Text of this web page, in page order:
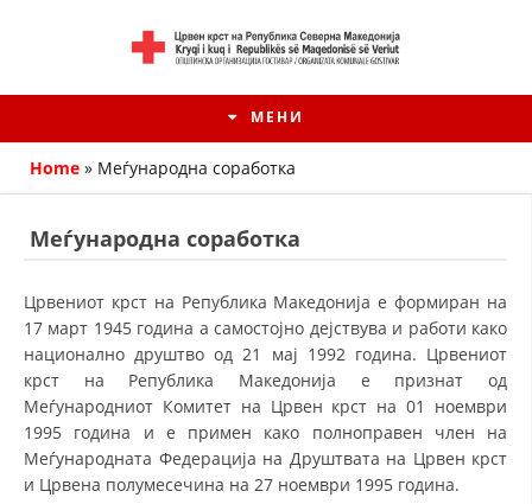
МЕНИ
HISTORIA E KRYQIT TË KUQ
ИСТОРИЈАТ НА ДВИЖЕЊЕТО
Home » Меѓународна соработка
Меѓународна соработка
Црвениот крст на Република Македонија е формиран на
17 март 1945 година а самостојно дејствува и работи како
национално друштво од 21 мај 1992 година. Црвениот
крст на Република Македонија е признат од
Меѓународниот Комитет на Црвен крст на 01 ноември
1995 година и е примен како полноправен член на
Меѓународната Федерација на Друштвата на Црвен крст
и Црвена полумесечина на 27 ноември 1995 година.